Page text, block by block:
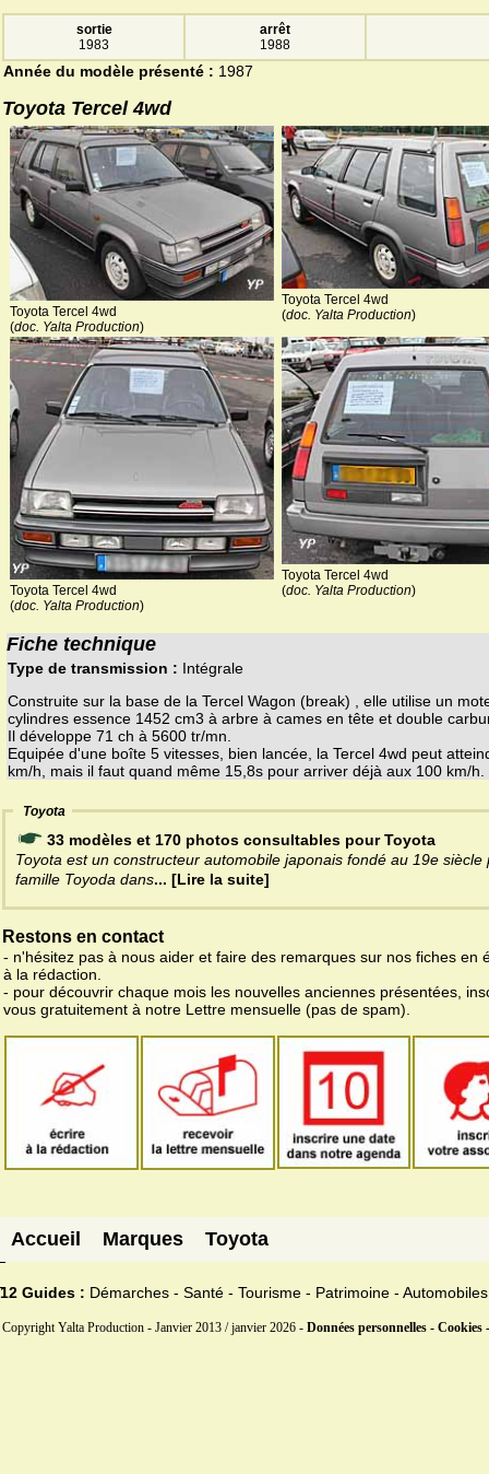
sortie
1983
arrêt
1988
Année du modèle présenté : 1987
Toyota Tercel 4wd
Toyota Tercel 4wd
(doc. Yalta Production)
Toyota Tercel 4wd
(doc. Yalta Production)
Toyota Tercel 4wd
(doc. Yalta Production)
Toyota Tercel 4wd
(doc. Yalta Production)
Fiche technique
Type de transmission : Intégrale
Construite sur la base de la Tercel Wagon (break) , elle utilise un
cylindres essence 1452 cm3 à arbre à cames en tête et double
Il développe 71 ch à 5600 tr/mn.
Equipée d'une boîte 5 vitesses, bien lancée, la Tercel 4wd peut
km/h, mais il faut quand même 15,8s pour arriver déjà aux 100 km/h.
Toyota
33 modèles et 170 photos consultables pour Toyota
Toyota est un constructeur automobile japonais fondé au 19e siècle
famille Toyoda dans... [Lire la suite]
Restons en contact
- n'hésitez pas à nous aider et faire des remarques sur nos fiches en
à la rédaction.
- pour découvrir chaque mois les nouvelles anciennes présentées,
vous gratuitement à notre Lettre mensuelle (pas de spam).
Accueil Marques Toyota
12 Guides : Démarches - Santé - Tourisme - Patrimoine - Automobiles
Copyright Yalta Production - Janvier 2013 / janvier 2026 - Données personnelles - Cookies